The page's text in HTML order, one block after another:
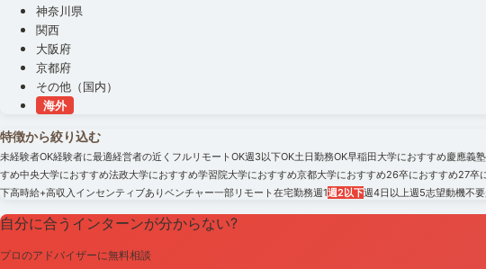
神奈川県
関西
大阪府
京都府
その他（国内）
海外
特徴から絞り込む
未経験者OK経験者に最適経営者の近く フルリモートOK週3以下OK土日勤務OK早稲田大学におすすめ慶應義
すめ中央大学におすすめ法政大学におすすめ学習院大学におすすめ京都大学におすすめ26卒におすすめ27卒
下高時給+高収入 インセンティブありベンチャー一部リモート在宅勤務週1週2以下週4日以上週5志望動機不要
自分に合うインターンが分からない?
プロのアドバイザーに無料相談